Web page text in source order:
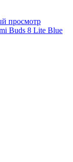
просмотр
Buds 8 Lite Blue